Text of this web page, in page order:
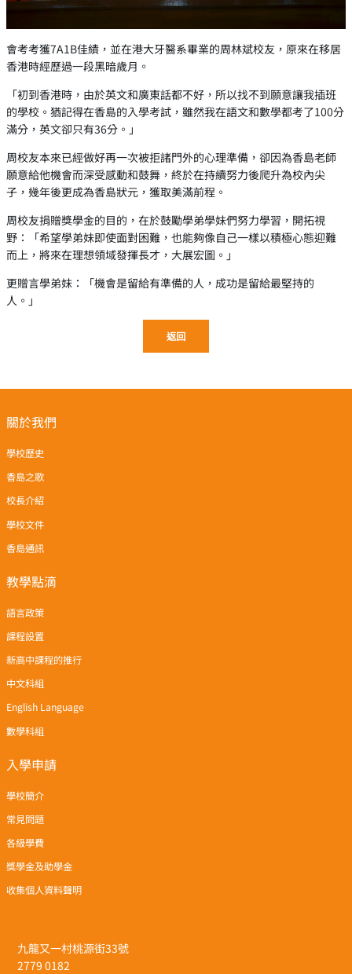
會考考獲7A1B佳績，並在港大牙醫系畢業的周林斌校友，原來在移居
香港時經歷過一段黑暗歲月。
「初到香港時，由於英文和廣東話都不好，所以找不到願意讓我插班
的學校。猶記得在香島的入學考試，雖然我在語文和數學都考了100分
滿分，英文卻只有36分。」
周校友本來已經做好再一次被拒諸門外的心理準備，卻因為香島老師
願意給他機會而深受感動和鼓舞，終於在持續努力後爬升為校內尖
子，幾年後更成為香島狀元，獲取美滿前程。
周校友捐贈獎學金的目的，在於鼓勵學弟學妹們努力學習，開拓視
野：「希望學弟妹即使面對困難，也能夠像自己一樣以積極心態迎難
而上，將來在理想領域發揮長才，大展宏圖。」
更贈言學弟妹：「機會是留給有準備的人，成功是留給最堅持的
人。」
返回
九龍又一村桃源街33號
2779 0182
關於我們
學校歷史
香島之歌
校長介紹
學校文件
香島通訊
教學點滴
語言政策
課程設置
新高中課程的推行
中文科組
English Language
數學科組
入學申請
學校簡介
常見問題
各級學費
獎學金及助學金
收集個人資料聲明